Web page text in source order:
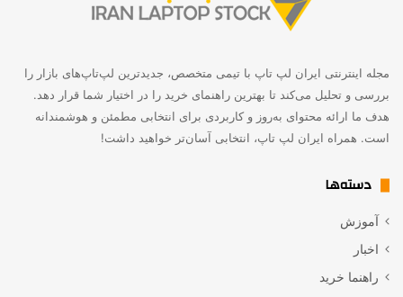
مجله اینترنتی ایران لپ تاپ با تیمی متخصص، جدیدترین لپ‌تاپ‌های بازار را
بررسی و تحلیل می‌کند تا بهترین راهنمای خرید را در اختیار شما قرار دهد.
هدف ما ارائه محتوای به‌روز و کاربردی برای انتخابی مطمئن و هوشمندانه
است. همراه ایران لپ تاپ، انتخابی آسان‌تر خواهید داشت!
دسته‌ها
آموزش
اخبار
راهنما خرید